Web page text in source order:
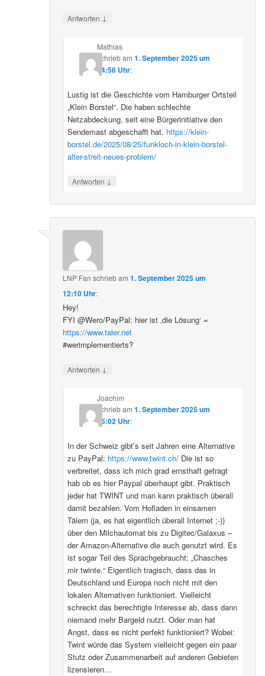
Antworten ↓
Mathias
schriebam 1. September 2025 um
14:56 Uhr:
Lustig ist die Geschichte vom Hamburger Ortsteil
„Klein Borstel“. Die haben schlechte
Netzabdeckung, seit eine Bürgerinitiative den
Sendemast abgeschafft hat. https://klein-
borstel.de/2025/08/25/funkloch-in-klein-borstel-
alter-streit-neues-problem/
Antworten ↓
LNP Fan schriebam1. September 2025 um
12:10 Uhr:
Hey!
FYI @Wero/PayPal: hier ist ‚die Lösung‘ =
https://www.taler.net
#werimplementierts?
Antworten ↓
Joachim
schriebam 1. September 2025 um
15:02 Uhr:
In der Schweiz gibt’s seit Jahren eine Alternative
zu PayPal: https://www.twint.ch/Die ist so
verbreitet, dass ich mich grad ernsthaft gefragt
hab ob es hier Paypal überhaupt gibt. Praktisch
jeder hat TWINT und man kann praktisch überall
damit bezahlen. Vom Hofladen in einsamen
Tälern (ja, es hat eigentlich überall Internet ;-))
über den Milchautomat bis zu Digitec/Galaxus –
der Amazon-Alternative die auch genutzt wird. Es
ist sogar Teil des Sprachgebraucht: „Chasches
mir twinte.“ Eigentlich tragisch, dass das in
Deutschland und Europa noch nicht mit den
lokalen Alternativen funktioniert. Vielleicht
schreckt das berechtigte Interesse ab, dass dann
niemand mehr Bargeld nutzt. Oder man hat
Angst, dass es nicht perfekt funktioniert? Wobei:
Twint würde das System vielleicht gegen ein paar
Stutz oder Zusammenarbeit auf anderen Gebieten
lizensieren…